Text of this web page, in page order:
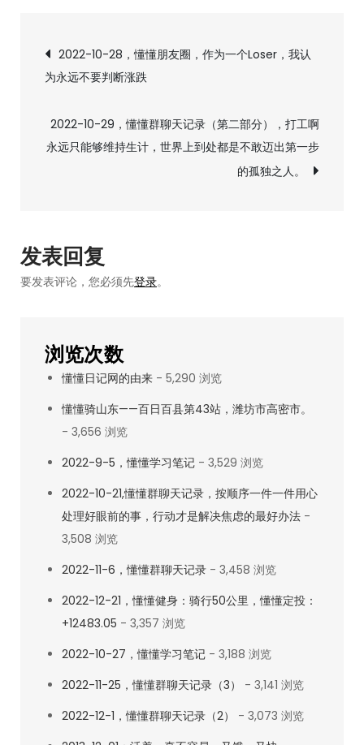
懂
聊
天
分），
下
喜
被
隔
离
文
章
导
2022-10-28，懂懂朋友圈，作为一个Loser，我认
为永远不要判断涨跌
2022-10-29，懂懂群聊天记录（第二部分），打工啊
永远只能够维持生计，世界上到处都是不敢迈出第一步
的孤独之人。
发表回复
要发表评论，您必须先登录。
浏览次数
懂懂日记网的由来 - 5,290 浏览
懂懂骑山东——百日百县第43站，潍坊市高密市。
- 3,656 浏览
2022-9-5，懂懂学习笔记 - 3,529 浏览
2022-10-21,懂懂群聊天记录，按顺序一件一件用心
处理好眼前的事，行动才是解决焦虑的最好办法 -
3,508 浏览
2022-11-6，懂懂群聊天记录 - 3,458 浏览
2022-12-21，懂懂健身：骑行50公里，懂懂定投：
+12483.05 - 3,357 浏览
2022-10-27，懂懂学习笔记 - 3,188 浏览
2022-11-25，懂懂群聊天记录（3）
- 3,141 浏览
2022-12-1，懂懂群聊天记录（2）
- 3,073 浏览